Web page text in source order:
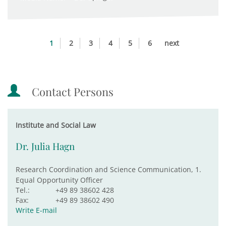
1 2 3 4 5 6 next
Contact Persons
Institute and Social Law
Dr. Julia Hagn
Research Coordination and Science Communication, 1.
Equal Opportunity Officer
Tel.:
+49 89 38602 428
Fax:
+49 89 38602 490
Write E-mail